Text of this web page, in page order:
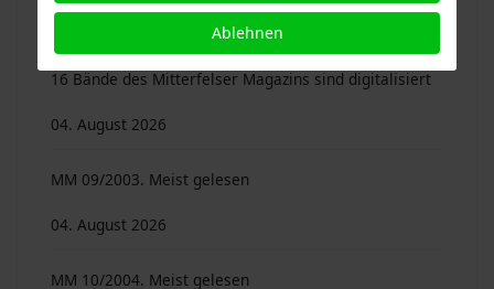
16 Bände des Mitterfelser Magazins sind digitalisiert
04. August 2026
MM 09/2003. Meist gelesen
04. August 2026
MM 10/2004. Meist gelesen
Ablehnen